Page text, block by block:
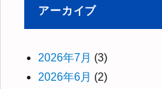
アーカイブ
2026年7月 (3)
2026年6月 (2)